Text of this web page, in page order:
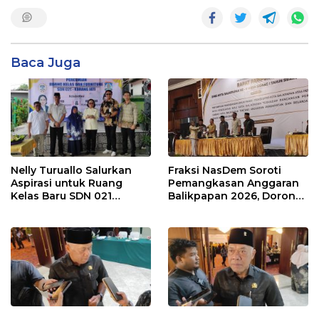
Baca Juga
Nelly Turuallo Salurkan
Aspirasi untuk Ruang
Kelas Baru SDN 021
Fraksi NasDem Soroti
Pemangkasan Anggaran
Balikpapan 2026, Dorong